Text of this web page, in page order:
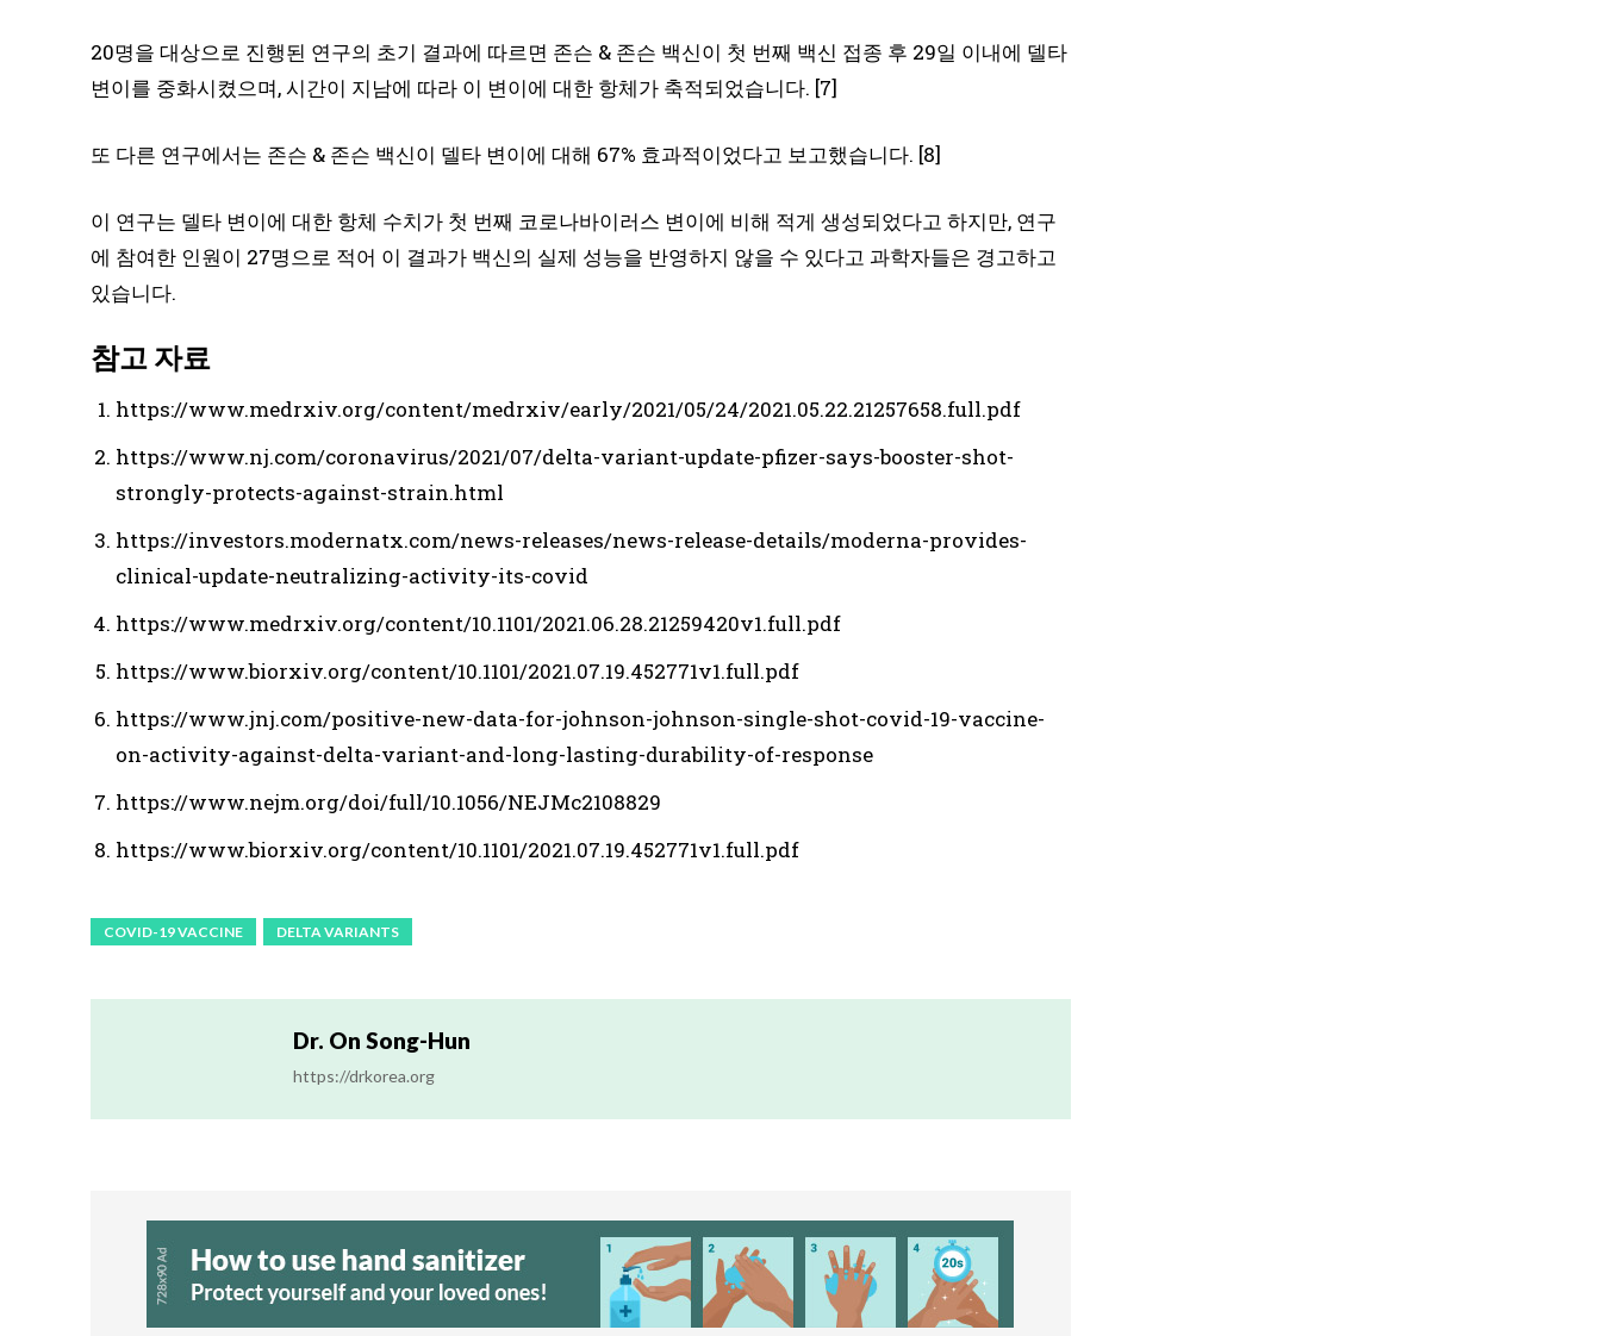
20명을 대상으로 진행된 연구의 초기 결과에 따르면 존슨 & 존슨 백신이 첫 번째 백신 접종 후 29일 이내에 델타
변이를 중화시켰으며, 시간이 지남에 따라 이 변이에 대한 항체가 축적되었습니다. [7]
또 다른 연구에서는 존슨 & 존슨 백신이 델타 변이에 대해 67% 효과적이었다고 보고했습니다. [8]
이 연구는 델타 변이에 대한 항체 수치가 첫 번째 코로나바이러스 변이에 비해 적게 생성되었다고 하지만, 연구
에 참여한 인원이 27명으로 적어 이 결과가 백신의 실제 성능을 반영하지 않을 수 있다고 과학자들은 경고하고
있습니다.
참고 자료
https://www.medrxiv.org/content/medrxiv/early/2021/05/24/2021.05.22.21257658.full.pdf
https://www.nj.com/coronavirus/2021/07/delta-variant-update-pfizer-says-booster-shot-
strongly-protects-against-strain.html
https://investors.modernatx.com/news-releases/news-release-details/moderna-provides-
clinical-update-neutralizing-activity-its-covid
https://www.medrxiv.org/content/10.1101/2021.06.28.21259420v1.full.pdf
https://www.biorxiv.org/content/10.1101/2021.07.19.452771v1.full.pdf
https://www.jnj.com/positive-new-data-for-johnson-johnson-single-shot-covid-19-vaccine-
on-activity-against-delta-variant-and-long-lasting-durability-of-response
https://www.nejm.org/doi/full/10.1056/NEJMc2108829
https://www.biorxiv.org/content/10.1101/2021.07.19.452771v1.full.pdf
COVID-19 VACCINE DELTA VARIANTS
Dr. On Song-Hun
https://drkorea.org